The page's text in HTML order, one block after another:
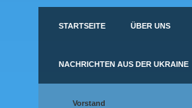
STARTSEITE ÜBER UNS
NACHRICHTEN AUS DER UKRAINE
Vorstand